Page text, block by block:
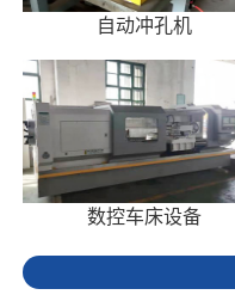
自动冲孔机
数控车床设备